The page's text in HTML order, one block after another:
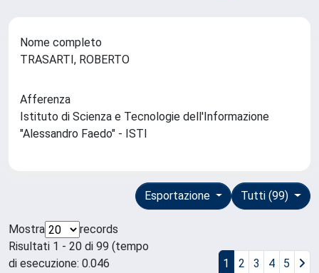
Nome completo
TRASARTI, ROBERTO
Afferenza
Istituto di Scienza e Tecnologie dell'Informazione
"Alessandro Faedo" - ISTI
Tutti (99)
Esportazione
Mostra
records
Risultati 1 - 20 di 99 (tempo
di esecuzione: 0.046
1 2 3 4 5